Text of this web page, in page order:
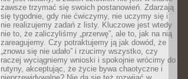
zawsze trzymać się swoich postanowień. Zdarzają
się tygodnie, gdy nie ćwiczymy, nie uczymy się i
nie realizujemy zadań z listy. Kluczowe jest wtedy
nie to, że zaliczyliśmy „przerwę”, ale to, jak na nią
zareagujemy. Czy potraktujemy ją jak dowód, że
„znowu się nie udało” i rzucimy wszystko, czy
raczej wyciągniemy wnioski i spokojnie wrócimy do
rutyny, akceptując, że życie bywa chaotyczne i